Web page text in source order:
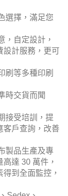
選擇，滿足您
，自定設計，
設計服務，更可
刷等多種印刷
時交貨而聞
接受培訓，提
客戶查詢，改善
製品生產及專
達 30 萬件，
到全面監控，